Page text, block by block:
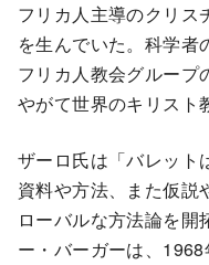
フリカ人主導のクリス
を生んでいた。科学者
フリカ人教会グループ
やがて世界のキリスト
ザーロ氏は「バレット
資料や方法、また仮説
ローバルな方法論を開
ー・バーガーは、1968